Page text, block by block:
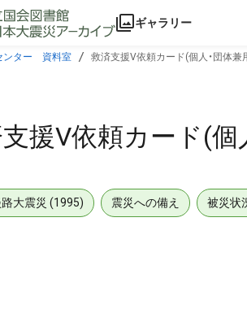
ギャラリー
ンター 資料室 救済支援V依頼カード(個人・団体兼
援V依頼カード(個
路大震災 (1995) 震災への備え 被災状